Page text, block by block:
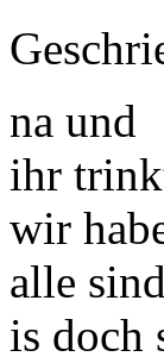
na und
ihr
wir
alle
is doch